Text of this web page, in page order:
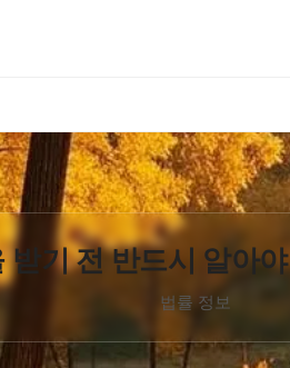
받기 전 반드시 알아
법률 정보